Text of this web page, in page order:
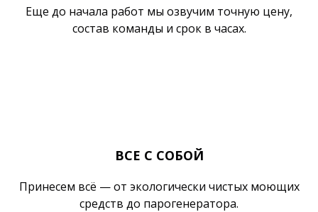
Еще до начала работ мы озвучим точную цену,
состав команды и срок в часах.
ВСЕ С СОБОЙ
Принесем всё — от экологически чистых моющих
средств до парогенератора.